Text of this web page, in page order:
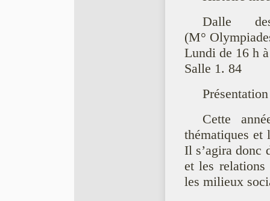
Dalle
(M°
Lundi de 16 h
Salle 1. 84
Cette
thématiques et
Il s’agira donc
et les
les milieux